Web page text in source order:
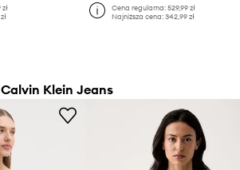
zł
Cena regularna: 529,99 zł
Najniższa cena: 342,99 zł
Klein Jeans